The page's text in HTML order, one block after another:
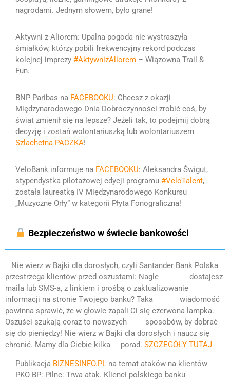
nagrodami. Jednym słowem, było grane!
Aktywni z Aliorem: Upalna pogoda nie wystraszyła
śmiałków, którzy pobili frekwencyjny rekord podczas
kolejnej imprezy #AktywnizAliorem – Wiązowna Trail &
Fun.
BNP Paribas na FACEBOOKU: Chcesz z okazji
Międzynarodowego Dnia Dobroczynności zrobić coś, by
świat zmienił się na lepsze? Jeżeli tak, to podejmij dobrą
decyzję i zostań wolontariuszką lub wolontariuszem
Szlachetna PACZKA!
VeloBank informuje na FACEBOOKU: Aleksandra Świgut,
stypendystka pilotażowej edycji programu #VeloTalent,
została laureatką IV Międzynarodowego Konkursu
„Muzyczne Orły” w kategorii Płyta Fonograficzna!
Bezpieczeństwo w świecie bankowości
Nie wierz w Bajki dla dorosłych, czyli Santander Bank Polska
przestrzega klientów przed oszustami: Nagle dostajesz
maila lub SMS-a, z linkiem i prośbą o zaktualizowanie
informacji na stronie Twojego banku? Taka wiadomość
powinna sprawić, że w głowie zapali Ci się czerwona lampka.
Oszuści szukają coraz to nowszych sposobów, by dobrać
się do pieniędzy! Nie wierz w Bajki dla dorosłych i naucz się
chronić. Mamy dla Ciebie kilka porad. SZCZEGÓŁY TUTAJ
Publikacja BIZNESINFO.PL na temat ataków na klientów
PKO BP: Pilne: Trwa atak. Klienci polskiego banku